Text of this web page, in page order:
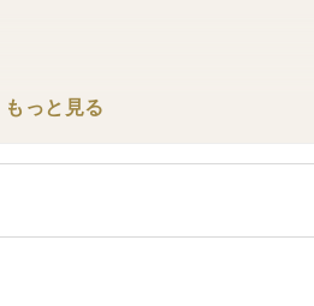
レシピ付き》1,900円 →1,800円
もっと見る